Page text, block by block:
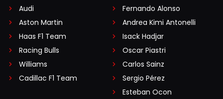
Audi
Aston Martin
Haas F1 Team
Racing Bulls
Williams
Cadillac F1 Team
Fernando Alonso
Andrea Kimi Antonelli
Isack Hadjar
Oscar Piastri
Carlos Sainz
Sergio Pérez
Esteban Ocon